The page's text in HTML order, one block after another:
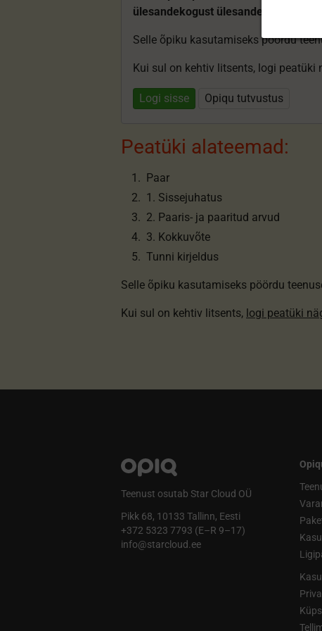
ülesandekogust ülesandeid.
Selle õpiku kasutamiseks pöördu
Kui sul on kehtiv litsents, logi peatüki
Logi sisse Opiqu tutvustus
Peatüki alateemad:
Paar
1. Sissejuhatus
2. Paaris- ja paaritud arvud
3. Kokkuvõte
Tunni kirjeldus
Selle õpiku kasutamiseks pöördu
Kui sul on kehtiv litsents, logi peatüki
Teenust osutab Star Cloud OÜ
Pikk 68, 10133 Tallinn, Eesti
+372 5323 7793 (E–R 9–17)
info@starcloud.ee